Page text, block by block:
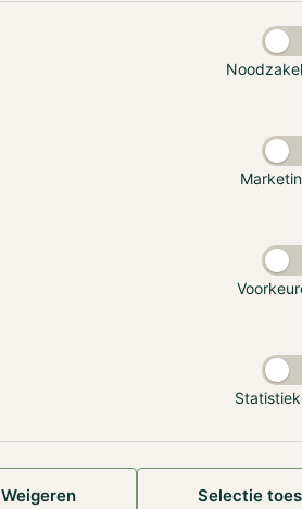
Weigeren Selectie
Ik ga akkoord met het
afmelden via de link in onze